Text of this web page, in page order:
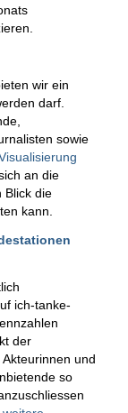
wir ein
darf.
sowie
an die
Blick die
kann.
ich-tanke-
der
und
so